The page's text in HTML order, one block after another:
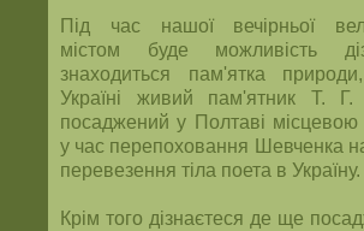
Під час нашої вечірньої
містом буде можливість
знаходиться пам'ятка
Україні живий пам'ятник Т. Г.
посаджений у Полтаві
у час перепоховання Шевченка
перевезення тіла поета в Україну.
Крім того дізнаєтеся де ще